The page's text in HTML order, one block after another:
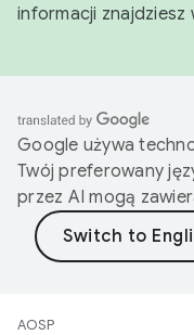
informacji znajdziesz
Google używa
Twój preferowany
przez AI mogą
AOSP